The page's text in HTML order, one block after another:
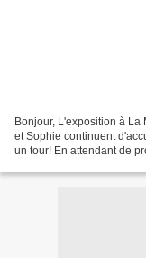
Bonjour, L'exposition à La
et Sophie continuent
un tour! En attendant de